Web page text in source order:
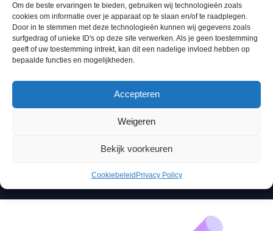
Om de beste ervaringen te bieden, gebruiken wij technologieën zoals
cookies om informatie over je apparaat op te slaan en/of te raadplegen.
Door in te stemmen met deze technologieën kunnen wij gegevens zoals
surfgedrag of unieke ID's op deze site verwerken. Als je geen toestemming
geeft of uw toestemming intrekt, kan dit een nadelige invloed hebben op
bepaalde functies en mogelijkheden.
Accepteren
Weigeren
Bekijk voorkeuren
CookiebeleidPrivacy Policy